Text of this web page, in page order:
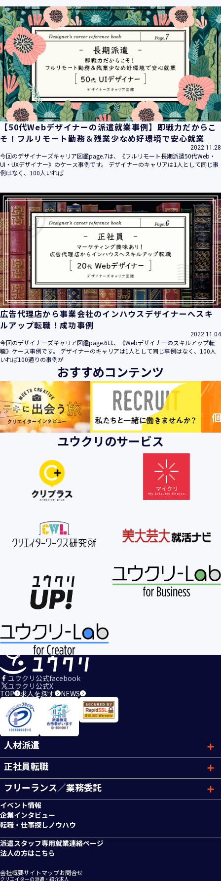
【50代Webデザイナーの派遣就業事例】即戦力だからこ
そ！フルリモート勤務＆残業少なめ好環境で安心就業
2022.11.28
今回のデザイナーズキャリア図鑑page.7は、《フルリモート長期派遣50代Web・
UI・UXデザイナー》のケース事例です。 デザイナーのキャリアは1人として同じ事
例はなく、100人いれば
広告代理店から事業会社のインハウスデザイナーへスキ
ルアップ転職！成功事例
2022.11.04
今回のデザイナーズキャリア図鑑page.6は、《Webデザイナーのスキルアップ転
職》ケース事例です。 デザイナーのキャリアは1人として同じ事例はなく、100人
いれば100通りの事例が
おすすめコンテンツ
ユウクリのサービス
ユウクリ公式facebook
ユウクリ公式X
TOP 求人を探す NEWS
人材派遣
正社員転職
フリーランス／業務委託
イベント情報
企業インタビュー
転職・仕事探しノウハウ
派遣スタッフ専用就業連絡ページ
法人の方はこちら
会社概要サイトマップお問合せ
クリエイターの派遣・紹介求人